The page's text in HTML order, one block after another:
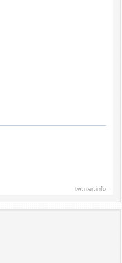
tw.rter.info